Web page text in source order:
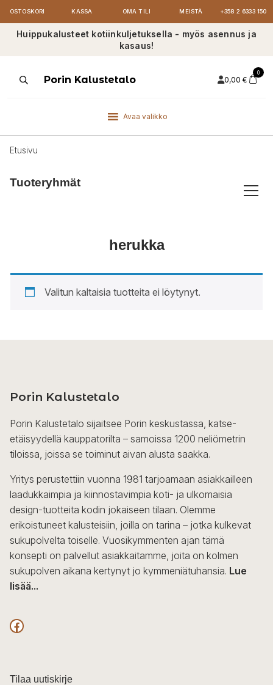
OSTOSKORI KASSA OMA TILI MEISTÄ +358 2 6333 150
Huippukalusteet kotiinkuljetuksella - myös asennus ja
kasaus!
ProductsPorin Kalustetalo 0,00 €
0
Avaa valikko
Etusivu
Tuoteryhmät
herukka
Valitun kaltaisia tuotteita ei löytynyt.
Porin Kalustetalo
Porin Kalustetalo sijaitsee Porin keskustassa, katse-
etäisyydellä kauppatorilta – samoissa 1200 neliömetrin
tiloissa, joissa se toiminut aivan alusta saakka.
Yritys perustettiin vuonna 1981 tarjoamaan asiakkailleen
laadukkaimpia ja kiinnostavimpia koti- ja ulkomaisia
design-tuotteita kodin jokaiseen tilaan. Olemme
erikoistuneet kalusteisiin, joilla on tarina – jotka kulkevat
sukupolvelta toiselle. Vuosikymmenten ajan tämä
konsepti on palvellut asiakkaitamme, joita on kolmen
sukupolven aikana kertynyt jo kymmeniätuhansia. Lue
lisää...
F
c
Tilaa uutiskirje